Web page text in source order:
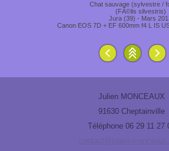
Chat sauvage (sylvestre /
(FÃ©lis silvestris)
Jura (39) - Mars
Canon EOS 7D + EF 600mm f4 L IS
Julien MONCEAUX
91630 Cheptainville
Téléphone 06 29 11 27
contact@julien-